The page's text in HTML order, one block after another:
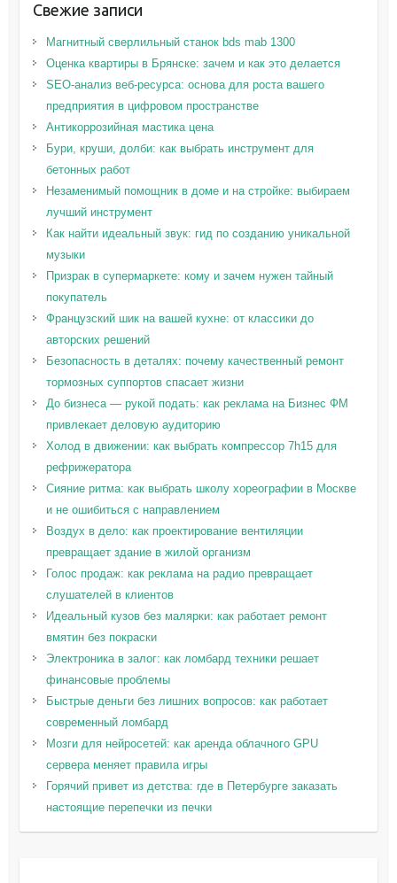
Свежие записи
Магнитный сверлильный станок bds mab 1300
Оценка квартиры в Брянске: зачем и как это делается
SEO-анализ веб-ресурса: основа для роста вашего
предприятия в цифровом пространстве
Антикоррозийная мастика цена
Бури, круши, долби: как выбрать инструмент для
бетонных работ
Незаменимый помощник в доме и на стройке: выбираем
лучший инструмент
Как найти идеальный звук: гид по созданию уникальной
музыки
Призрак в супермаркете: кому и зачем нужен тайный
покупатель
Французский шик на вашей кухне: от классики до
авторских решений
Безопасность в деталях: почему качественный ремонт
тормозных суппортов спасает жизни
До бизнеса — рукой подать: как реклама на Бизнес ФМ
привлекает деловую аудиторию
Холод в движении: как выбрать компрессор 7h15 для
рефрижератора
Сияние ритма: как выбрать школу хореографии в Москве
и не ошибиться с направлением
Воздух в дело: как проектирование вентиляции
превращает здание в жилой организм
Голос продаж: как реклама на радио превращает
слушателей в клиентов
Идеальный кузов без малярки: как работает ремонт
вмятин без покраски
Электроника в залог: как ломбард техники решает
финансовые проблемы
Быстрые деньги без лишних вопросов: как работает
современный ломбард
Мозги для нейросетей: как аренда облачного GPU
сервера меняет правила игры
Горячий привет из детства: где в Петербурге заказать
настоящие перепечки из печки